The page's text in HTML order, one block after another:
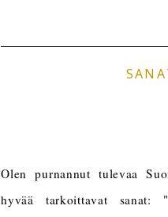
Olen purnannut tulevaa
hyvää tarkoittavat sanat: